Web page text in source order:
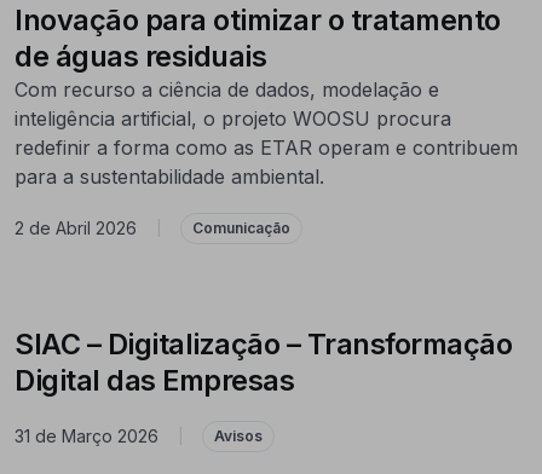
Inovação para otimizar o tratamento
de águas residuais
Com recurso a ciência de dados, modelação e
inteligência artificial, o projeto WOOSU procura
redefinir a forma como as ETAR operam e contribuem
para a sustentabilidade ambiental.
2 de Abril 2026 Comunicação
SIAC – Digitalização – Transformação
Digital das Empresas
31 de Março 2026 Avisos